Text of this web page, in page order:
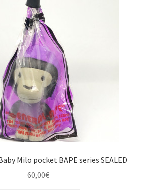
Milo pocket BAPE series SEALED
60,00€